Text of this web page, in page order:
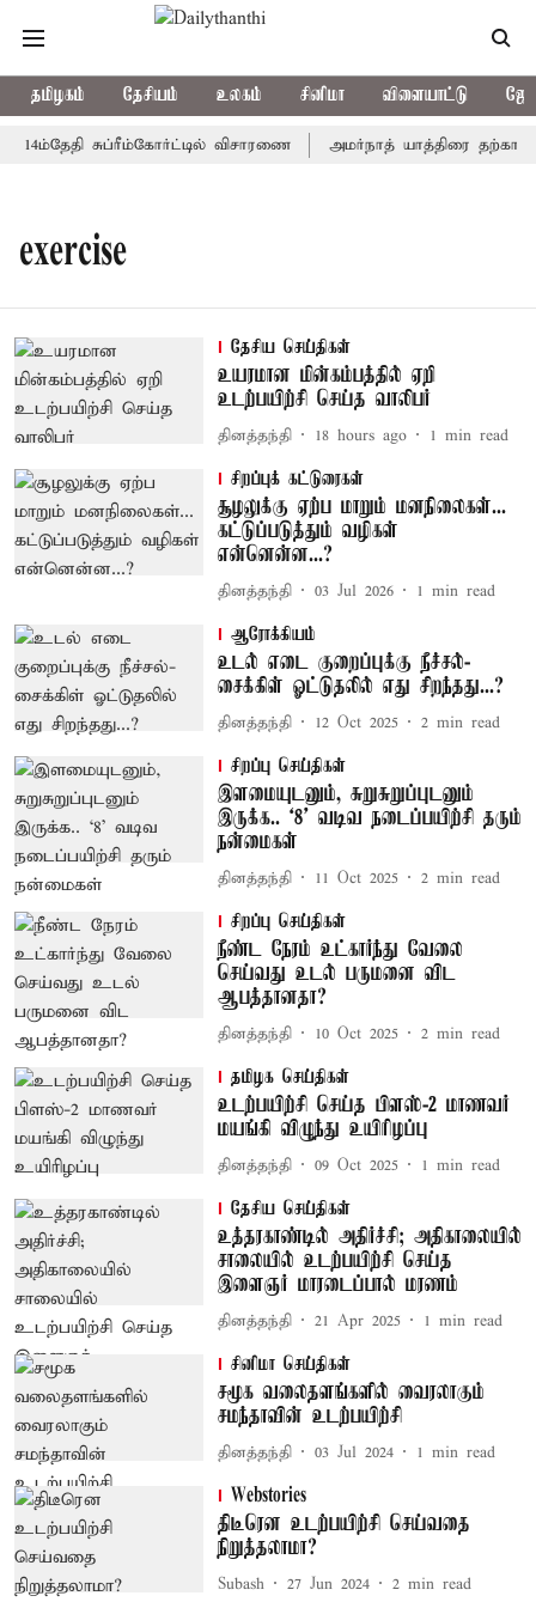
தமிழகம் தேசியம் உலகம் சினிமா விளையாட்டு
14ம்தேதி சுப்ரீம்கோர்ட்டில் விசாரணை அமர்நாத் யாத்திரை
exercise
தேசிய செய்திகள்
உயரமான மின்கம்பத்தில் ஏறி
உடற்பயிற்சி செய்த வாலிபர்
தினத்தந்தி 18 hours ago 1 min read
சிறப்புக் கட்டுரைகள்
சூழலுக்கு ஏற்ப மாறும் மனநிலைகள்...
கட்டுப்படுத்தும் வழிகள்
என்னென்ன...?
தினத்தந்தி 03 Jul 2026 1 min read
ஆரோக்கியம்
உடல் எடை குறைப்புக்கு நீச்சல்-
சைக்கிள் ஓட்டுதலில் எது சிறந்தது...?
தினத்தந்தி 12 Oct 2025 2 min read
சிறப்பு செய்திகள்
இளமையுடனும், சுறுசுறுப்புடனும்
இருக்க.. ‘8’ வடிவ நடைப்பயிற்சி தரும்
நன்மைகள்
தினத்தந்தி 11 Oct 2025 2 min read
சிறப்பு செய்திகள்
நீண்ட நேரம் உட்கார்ந்து வேலை
செய்வது உடல் பருமனை விட
ஆபத்தானதா?
தினத்தந்தி 10 Oct 2025 2 min read
தமிழக செய்திகள்
உடற்பயிற்சி செய்த பிளஸ்-2 மாணவர்
மயங்கி விழுந்து உயிரிழப்பு
தினத்தந்தி 09 Oct 2025 1 min read
தேசிய செய்திகள்
உத்தரகாண்டில் அதிர்ச்சி; அதிகாலையில்
சாலையில் உடற்பயிற்சி செய்த
இளைஞர் மாரடைப்பால் மரணம்
தினத்தந்தி 21 Apr 2025 1 min read
சினிமா செய்திகள்
சமூக வலைதளங்களில் வைரலாகும்
சமந்தாவின் உடற்பயிற்சி
தினத்தந்தி 03 Jul 2024 1 min read
Webstories
திடீரென உடற்பயிற்சி செய்வதை
நிறுத்தலாமா?
Subash 27 Jun 2024 2 min read